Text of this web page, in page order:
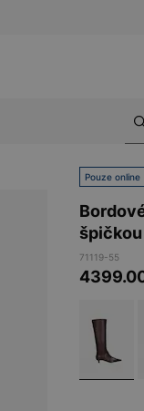
Pouze online
špičkou
71119-55